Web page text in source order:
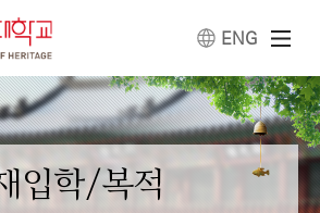
ENG
입학/복적